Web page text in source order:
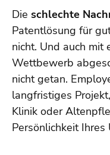
Die schlechte
Patentlösung für
nicht. Und auch mit
Wettbewerb
nicht getan.
langfristiges
Klinik oder
Persönlichkeit